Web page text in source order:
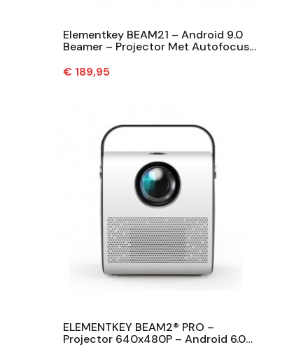
Elementkey BEAM21 – Android 9.0
Beamer – Projector Met Autofocus –
Prijs
€ 189,95
ELEMENTKEY BEAM2® PRO –
Projector 640x480P – Android 6.0